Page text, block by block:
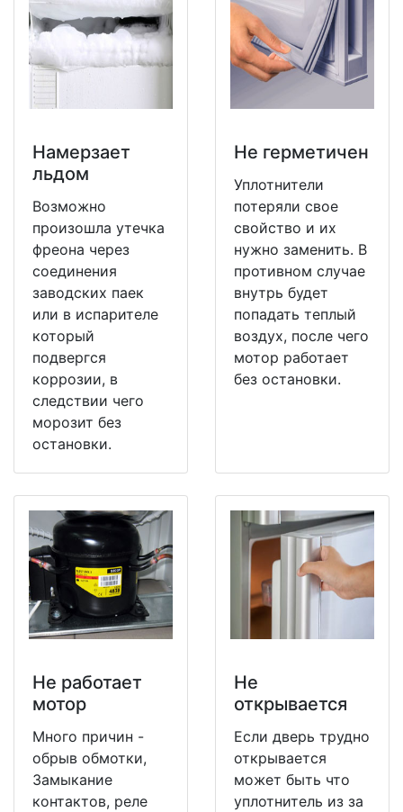
Намерзает
льдом
Возможно
произошла утечка
фреона через
соединения
заводских паек
или в испарителе
который
подвергся
коррозии, в
следствии чего
морозит без
остановки.
Не герметичен
Уплотнители
потеряли свое
свойство и их
нужно заменить. В
противном случае
внутрь будет
попадать теплый
воздух, после чего
мотор работает
без остановки.
Не работает
мотор
Много причин -
обрыв обмотки,
Замыкание
контактов, реле
Не
открывается
Если дверь трудно
открывается
может быть что
уплотнитель из за